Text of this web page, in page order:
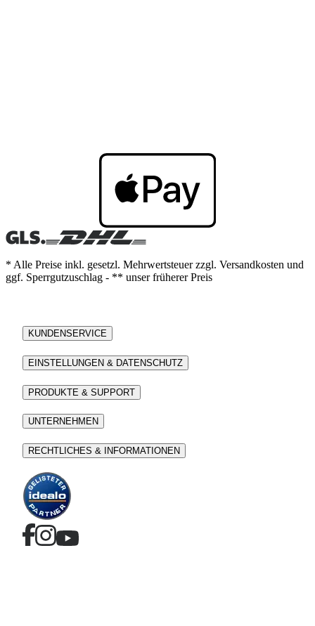
* Alle Preise inkl. gesetzl. Mehrwertsteuer zzgl. Versandkosten und
ggf. Sperrgutzuschlag - ** unser früherer Preis
KUNDENSERVICE
EINSTELLUNGEN & DATENSCHUTZ
PRODUKTE & SUPPORT
UNTERNEHMEN
RECHTLICHES & INFORMATIONEN